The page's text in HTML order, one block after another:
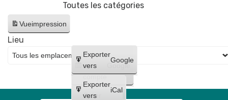
Toutes les catégories
Vueimpression
Créer
un
compte
Google
Créer
Exporter
vers
Google
Exporter
vers
iCal
Lieu